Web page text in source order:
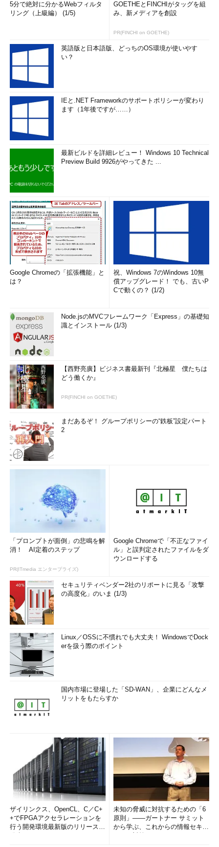
5分で絶対に分かるWebフィルタ
リング（上級編） (1/5)
GOETHEとFINCHIがタッグを組
み、新メディアを創設
PR(FINCHI on GOETHE)
英語版と日本語版、どっちのOS環境が使いやす
い？
IEと.NET Frameworkのサポートポリシーが変わり
ます（1年後ですが……）
最新ビルドを詳細レビュー！ Windows 10 Technical
Preview Build 9926がやってきた ...
Google Chromeの「拡張機能」と
は？
祝、Windows 7のWindows 10無
償アップグレード！ でも、古いP
Cで動くの？ (1/2)
Node.jsのMVCフレームワーク「Express」の基礎知
識とインストール (1/3)
【西野亮廣】ビジネス書最新刊『北極星 僕たちは
どう働くか』
PR(FINCHI on GOETHE)
まだあるぞ！ グループポリシーの“鉄板”設定パート
2
「プロンプトが面倒」の悲鳴を解
消！ AI定着のステップ
PR(ITmedia エンタープライズ)
Google Chromeで「不正なファイ
ル」と誤判定されたファイルをダ
ウンロードする
セキュリティベンダー2社のリポートに見る「攻撃
の高度化」のいま (1/3)
Linux／OSSに不慣れでも大丈夫！ WindowsでDock
erを扱う際のポイント
国内市場に登場した「SD-WAN」、企業にどんなメ
リットをもたらすか
ザイリンクス、OpenCL、C／C+
+でFPGAアクセラレーションを
行う開発環境最新版のリリースを
未知の脅威に対抗するための「6
原則」――ガートナー サミット
から学ぶ、これからの情報セキュ